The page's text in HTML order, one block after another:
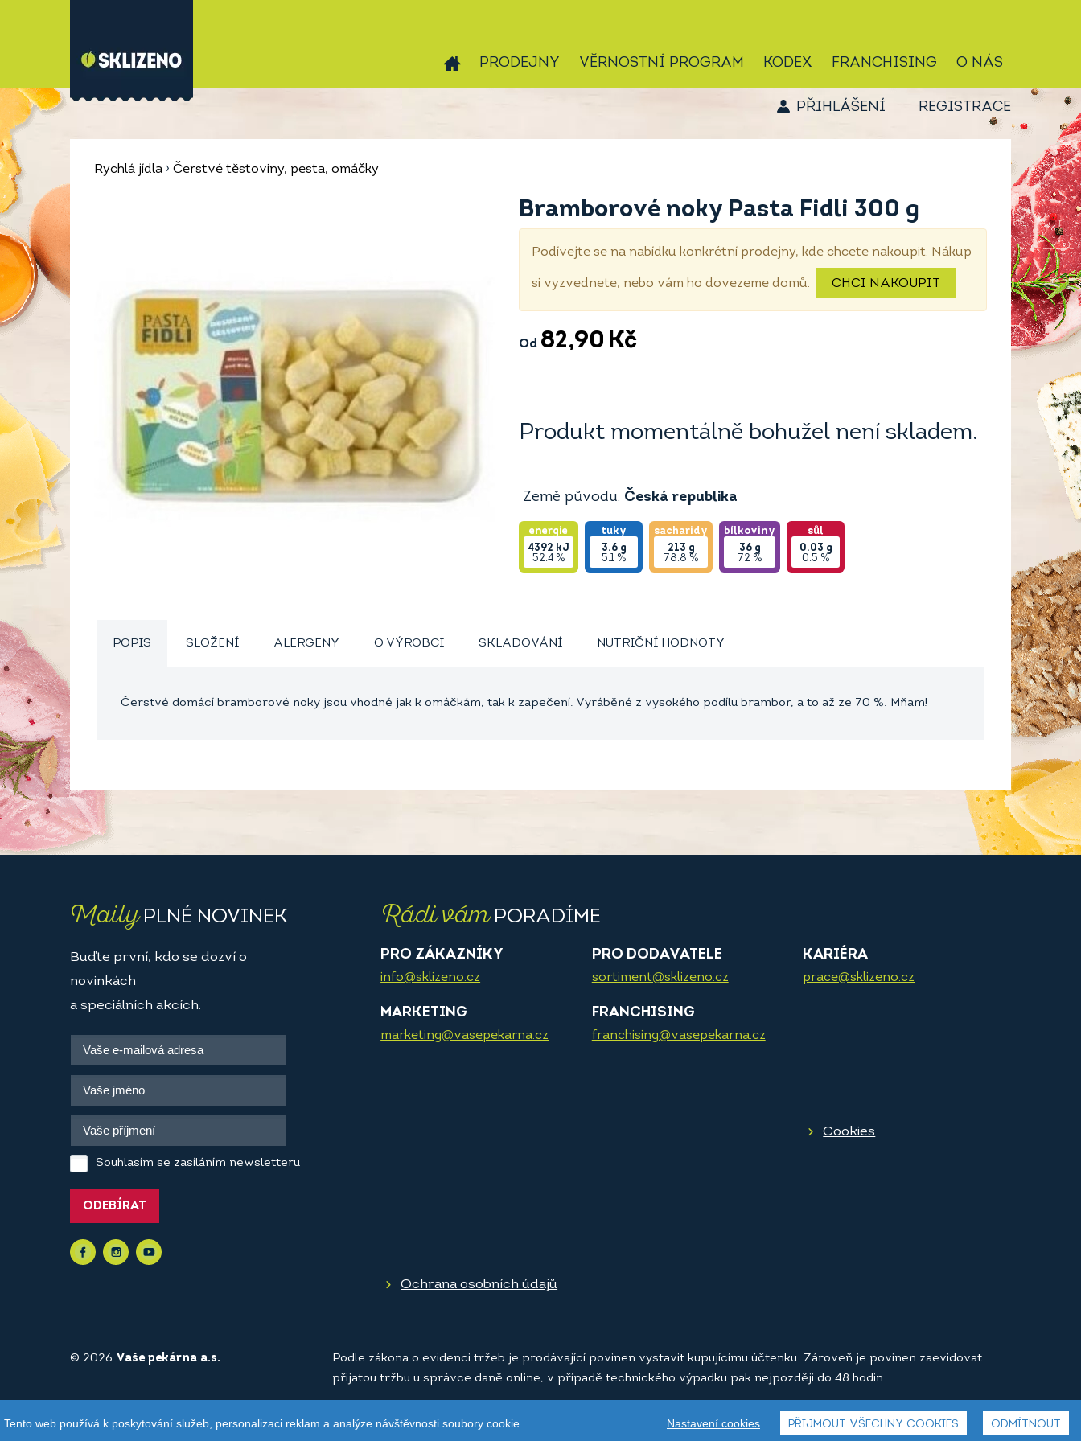
PRODEJNY VĚRNOSTNÍ PROGRAM KODEX FRANCHISING O NÁS
PŘIHLÁŠENÍ REGISTRACE
Rychlá jídla › Čerstvé těstoviny, pesta, omáčky
Bramborové noky Pasta Fidli 300 g
Podívejte se na nabídku konkrétní prodejny, kde chcete nakoupit. Nákup
si vyzvednete, nebo vám ho dovezeme domů. CHCI NAKOUPIT
Od 82,90 Kč
Produkt momentálně bohužel není skladem.
Země původu: Česká republika
energie
4392 kJ
52.4 %
tuky
3.6 g
5.1 %
sacharidy
213 g
78.8 %
bílkoviny
36 g
72 %
sůl
0.03 g
0.5 %
POPIS SLOŽENÍ ALERGENY O VÝROBCI SKLADOVÁNÍ NUTRIČNÍ HODNOTY
Čerstvé domácí bramborové noky jsou vhodné jak k omáčkám, tak k zapečení. Vyráběné z vysokého podílu brambor, a to až ze 70 %. Mňam!
MailyPLNÉ NOVINEK
Buďte první, kdo se dozví o
novinkách
a speciálních akcích.
Souhlasím se zasíláním newsletteru
ODEBÍRAT
Rádi vámPORADÍME
PRO ZÁKAZNÍKY
info@sklizeno.cz
PRO DODAVATELE
sortiment@sklizeno.cz
KARIÉRA
prace@sklizeno.cz
MARKETING
marketing@vasepekarna.cz
FRANCHISING
franchising@vasepekarna.cz
Cookies
Ochrana osobních údajů
© 2026 Vaše pekárna a.s.
Podle zákona o evidenci tržeb je prodávající povinen vystavit kupujícímu účtenku. Zároveň je povinen zaevidovat
přijatou tržbu u správce daně online; v případě technického výpadku pak nejpozději do 48 hodin.
Tento web používá k poskytování služeb, personalizaci reklam a analýze návštěvnosti soubory cookie Nastavení cookies PŘIJMOUT VŠECHNY COOKIES ODMÍTNOUT